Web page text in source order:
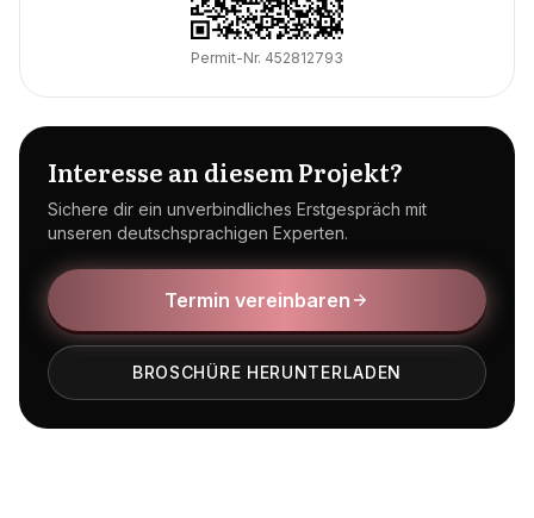
Permit-Nr. 452812793
Interesse an diesem Projekt?
Sichere dir ein unverbindliches Erstgespräch mit
unseren deutschsprachigen Experten.
Termin vereinbaren
BROSCHÜRE HERUNTERLADEN